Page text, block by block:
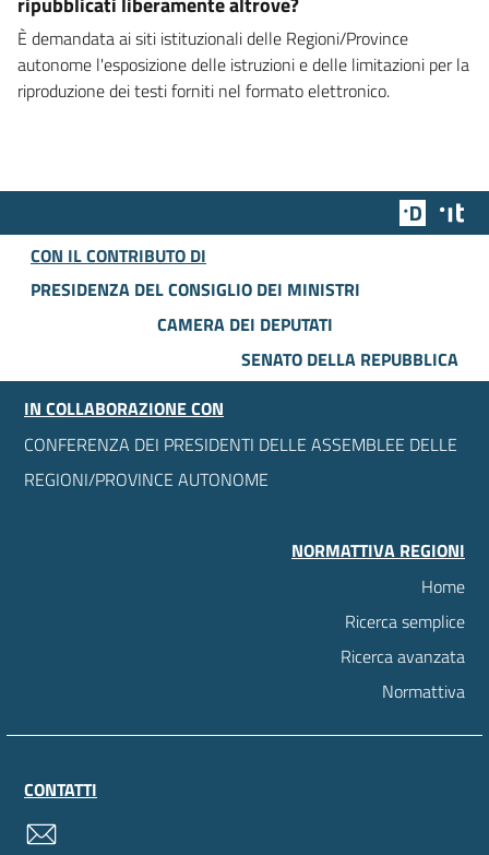
È demandata ai siti istituzionali delle Regioni/Province
autonome l'esposizione delle istruzioni e delle limitazioni per la
riproduzione dei testi forniti nel formato elettronico.
Team
CON IL CONTRIBUTO DI
PRESIDENZA DEL CONSIGLIO DEI MINISTRI
CAMERA DEI DEPUTATI
SENATO DELLA REPUBBLICA
IN COLLABORAZIONE CON
CONFERENZA DEI PRESIDENTI DELLE ASSEMBLEE DELLE
REGIONI/PROVINCE AUTONOME
NORMATTIVA REGIONI
Home
Ricerca semplice
Ricerca avanzata
Normattiva
CONTATTI